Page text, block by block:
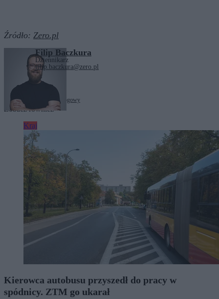
Źródło: Zero.pl
Filip Baczkura
Dziennikarz
filip.baczkura@zero.pl
Tagi:Policja wypadek drogowy
Zobacz również
Kraj
Kierowca autobusu przyszedł do pracy w
spódnicy. ZTM go ukarał